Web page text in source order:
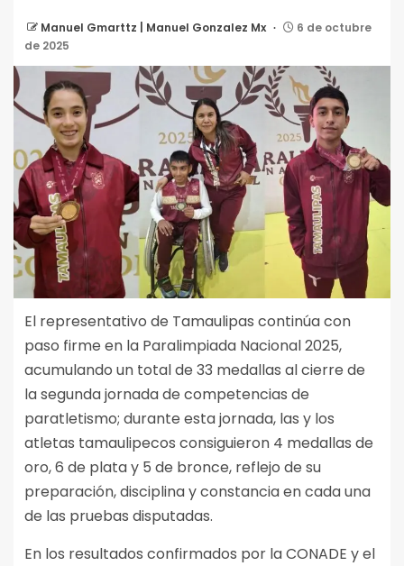
Manuel Gmarttz | Manuel Gonzalez Mx
6 de octubre
de 2025
El representativo de Tamaulipas continúa con
paso firme en la Paralimpiada Nacional 2025,
acumulando un total de 33 medallas al cierre de
la segunda jornada de competencias de
paratletismo; durante esta jornada, las y los
atletas tamaulipecos consiguieron 4 medallas de
oro, 6 de plata y 5 de bronce, reflejo de su
preparación, disciplina y constancia en cada una
de las pruebas disputadas.
En los resultados confirmados por la CONADE y el